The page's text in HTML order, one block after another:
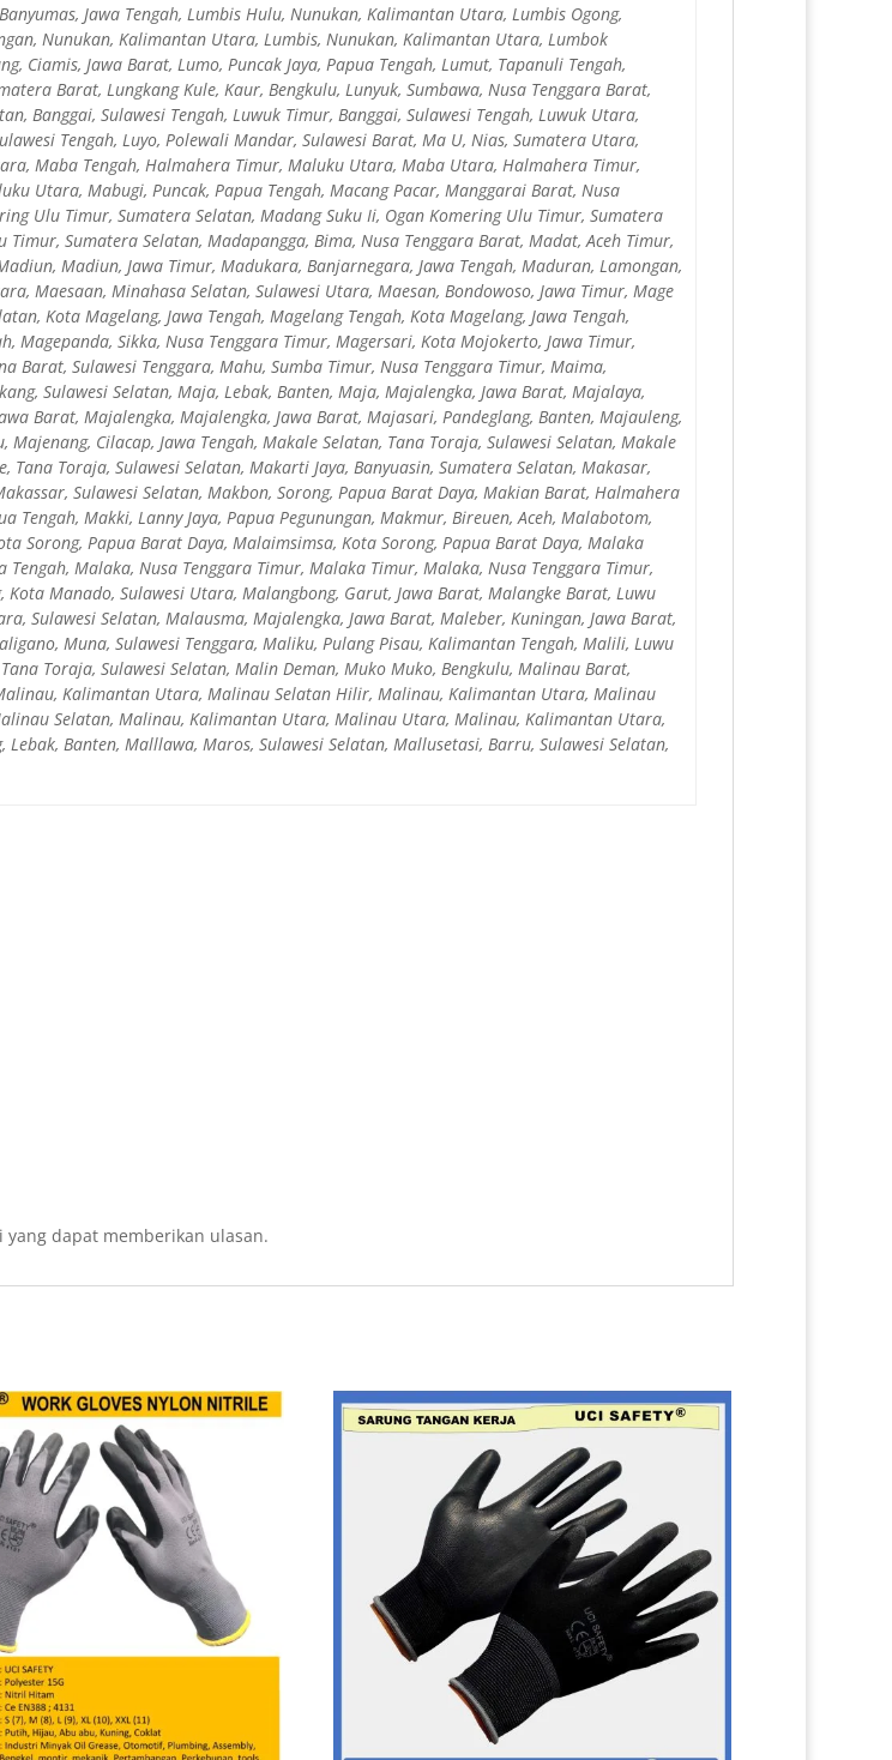
Jawa Tengah, Lumbis Hulu, Nunukan, Kalimantan Utara, Lumbis Ogong,
Nunukan, Kalimantan Utara, Lumbis, Nunukan, Kalimantan Utara, Lumbok
Ciamis, Jawa Barat, Lumo, Puncak Jaya, Papua Tengah, Lumut, Tapanuli Tengah,
Barat, Lungkang Kule, Kaur, Bengkulu, Lunyuk, Sumbawa, Nusa Tenggara Barat,
Banggai, Sulawesi Tengah, Luwuk Timur, Banggai, Sulawesi Tengah, Luwuk Utara,
Tengah, Luyo, Polewali Mandar, Sulawesi Barat, Ma U, Nias, Sumatera Utara,
Maba Tengah, Halmahera Timur, Maluku Utara, Maba Utara, Halmahera Timur,
Utara, Mabugi, Puncak, Papua Tengah, Macang Pacar, Manggarai Barat, Nusa
Ulu Timur, Sumatera Selatan, Madang Suku Ii, Ogan Komering Ulu Timur, Sumatera
Sumatera Selatan, Madapangga, Bima, Nusa Tenggara Barat, Madat, Aceh Timur,
Madiun, Jawa Timur, Madukara, Banjarnegara, Jawa Tengah, Maduran, Lamongan,
Maesaan, Minahasa Selatan, Sulawesi Utara, Maesan, Bondowoso, Jawa Timur, Mage
Kota Magelang, Jawa Tengah, Magelang Tengah, Kota Magelang, Jawa Tengah,
Magepanda, Sikka, Nusa Tenggara Timur, Magersari, Kota Mojokerto, Jawa Timur,
Barat, Sulawesi Tenggara, Mahu, Sumba Timur, Nusa Tenggara Timur, Maima,
Sulawesi Selatan, Maja, Lebak, Banten, Maja, Majalengka, Jawa Barat, Majalaya,
Barat, Majalengka, Majalengka, Jawa Barat, Majasari, Pandeglang, Banten, Majauleng,
Majenang, Cilacap, Jawa Tengah, Makale Selatan, Tana Toraja, Sulawesi Selatan, Makale
Tana Toraja, Sulawesi Selatan, Makarti Jaya, Banyuasin, Sumatera Selatan, Makasar,
Sulawesi Selatan, Makbon, Sorong, Papua Barat Daya, Makian Barat, Halmahera
Tengah, Makki, Lanny Jaya, Papua Pegunungan, Makmur, Bireuen, Aceh, Malabotom,
Sorong, Papua Barat Daya, Malaimsimsa, Kota Sorong, Papua Barat Daya, Malaka
Malaka, Nusa Tenggara Timur, Malaka Timur, Malaka, Nusa Tenggara Timur,
Manado, Sulawesi Utara, Malangbong, Garut, Jawa Barat, Malangke Barat, Luwu
Sulawesi Selatan, Malausma, Majalengka, Jawa Barat, Maleber, Kuningan, Jawa Barat,
Muna, Sulawesi Tenggara, Maliku, Pulang Pisau, Kalimantan Tengah, Malili, Luwu
Toraja, Sulawesi Selatan, Malin Deman, Muko Muko, Bengkulu, Malinau Barat,
Kalimantan Utara, Malinau Selatan Hilir, Malinau, Kalimantan Utara, Malinau
Selatan, Malinau, Kalimantan Utara, Malinau Utara, Malinau, Kalimantan Utara,
Banten, Malllawa, Maros, Sulawesi Selatan, Mallusetasi, Barru, Sulawesi Selatan,
dapat memberikan ulasan.